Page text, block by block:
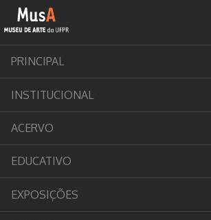
PRINCIPAL
INSTITUCIONAL
ACERVO
EDUCATIVO
EXPOSIÇÕES